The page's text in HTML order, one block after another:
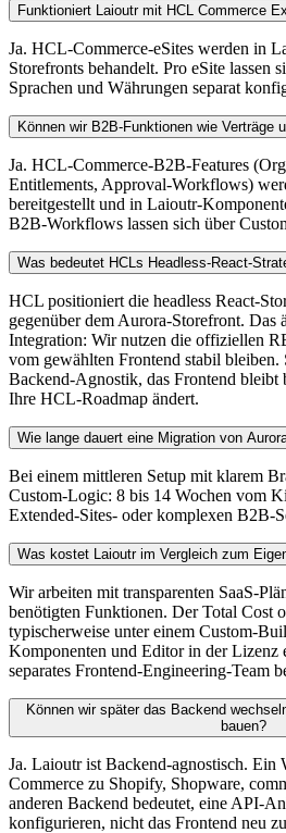
Funktioniert Laioutr mit HCL Commerce
Ja. HCL-Commerce-eSites werden in
Storefronts behandelt. Pro eSite lassen
Sprachen und Währungen separat
Können wir B2B-Funktionen wie Verträge
Ja. HCL-Commerce-B2B-Features
Entitlements, Approval-Workflows)
bereitgestellt und in Laioutr-
B2B-Workflows lassen sich über
Was bedeutet HCLs Headless-React-
HCL positioniert die headless React-
gegenüber dem Aurora-Storefront. Das
Integration: Wir nutzen die offiziellen
vom gewählten Frontend stabil
Backend-Agnostik, das Frontend bleibt
Ihre HCL-Roadmap ändert.
Wie lange dauert eine Migration von
Bei einem mittleren Setup mit klarem
Custom-Logic: 8 bis 14 Wochen vom
Extended-Sites- oder komplexen B2B-
Was kostet Laioutr im Vergleich zum
Wir arbeiten mit transparenten SaaS-
benötigten Funktionen. Der Total Cost
typischerweise unter einem Custom-
Komponenten und Editor in der Lizenz
separates Frontend-Engineering-Team
Können wir später das Backend
bauen?
Ja. Laioutr ist Backend-agnostisch. Ein
Commerce zu Shopify, Shopware,
anderen Backend bedeutet, eine API-
konfigurieren, nicht das Frontend neu